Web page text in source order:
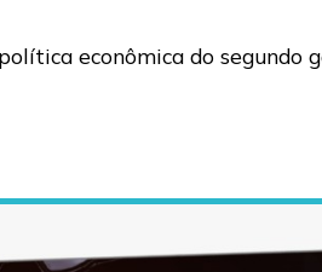
econômica do segundo